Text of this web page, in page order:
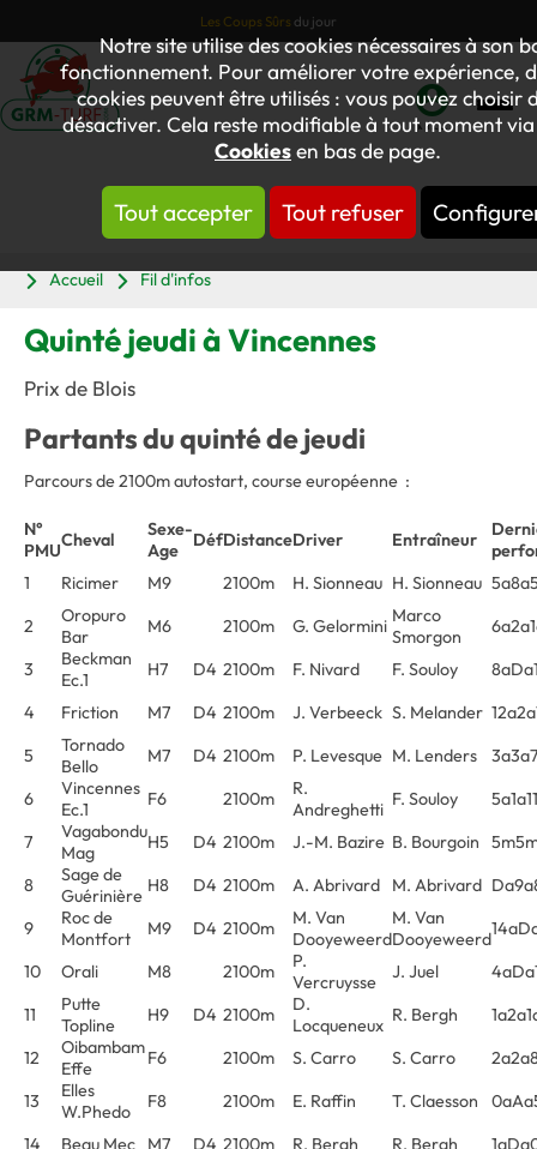
Notre site utilise des cookies nécessaires à son
fonctionnement. Pour améliorer votre expérience,
cookies peuvent être utilisés : vous pouvez choisir
désactiver. Cela reste modifiable à tout moment
Cookiesen bas de page.
Tout accepter Tout refuser
Les Coups Sûrs du jour
Mon
compte
Accueil
Fil d'infos
Quinté jeudi à Vincennes
Prix de Blois
Partants du quinté de jeudi
Parcours de 2100m autostart, course européenne :
N°
PMUCheval
Sexe-
Age
DéfDistanceDriver Entraîneur
1
Ricimer M9 2100m H. Sionneau H. Sionneau
2
Oropuro
Bar
M6 2100m G. Gelormini Marco
Smorgon
3
Beckman
Ec.1
H7 D4 2100m F. Nivard F. Souloy
4
Friction M7 D4 2100m J. Verbeeck S. Melander
5
Tornado
Bello
M7 D4 2100m P. Levesque M. Lenders
6
Vincennes
Ec.1
F6 2100m
R.
Andreghetti F. Souloy
7
Vagabondu
Mag
H5 D4 2100m J.-M. Bazire B. Bourgoin
8
Sage de
Guérinière H8 D4 2100m A. Abrivard M. Abrivard
9
Roc de
Montfort
M9 D4 2100m
M. Van
Dooyeweerd
M. Van
Dooyeweerd
10
Orali M8 2100m
P.
Vercruysse
J. Juel
11
Putte
Topline
H9 D4 2100m
D.
Locqueneux R. Bergh
12
Oibambam
Effe
F6 2100m S. Carro S. Carro
13
Elles
W.Phedo
F8 2100m E. Raffin T. Claesson
14
Beau Mec M7 D4 2100m R. Bergh R. Bergh